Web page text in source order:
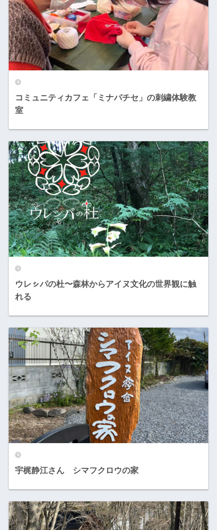
コミュニティカフェ「ミナパチセ」の刺繍体験教
室
ウレㇱパの杜〜森林からアイヌ文化の世界観に触
れる
宇梶静江さん シマフクロウの家